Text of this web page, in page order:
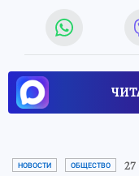
НОВОСТИ ОБЩЕСТВО